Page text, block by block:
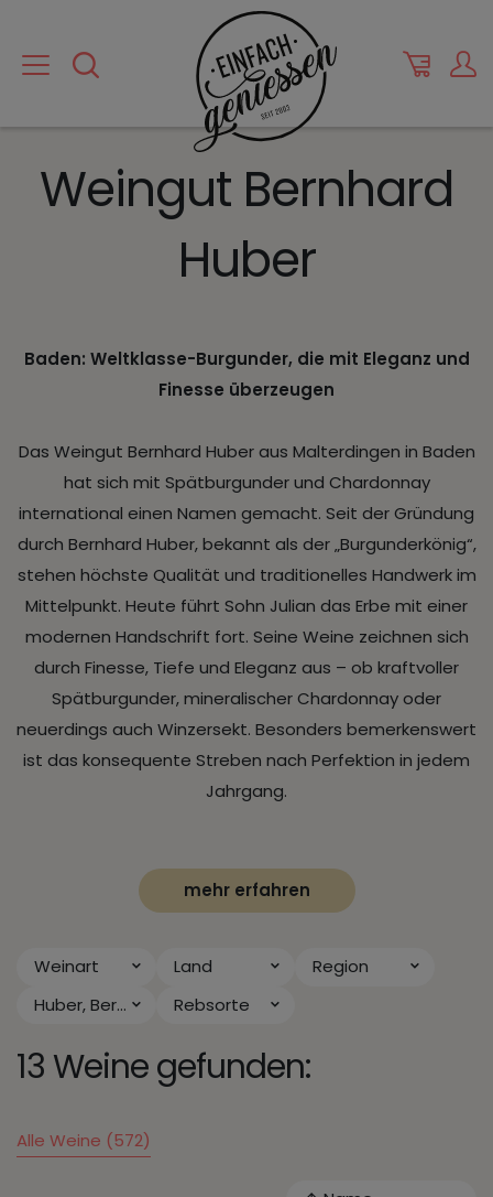
Weingut Bernhard
Huber
Baden: Weltklasse-Burgunder, die mit Eleganz und
Finesse überzeugen
Das Weingut Bernhard Huber aus Malterdingen in Baden
hat sich mit Spätburgunder und Chardonnay
international einen Namen gemacht. Seit der Gründung
durch Bernhard Huber, bekannt als der „Burgunderkönig“,
stehen höchste Qualität und traditionelles Handwerk im
Mittelpunkt. Heute führt Sohn Julian das Erbe mit einer
modernen Handschrift fort. Seine Weine zeichnen sich
durch Finesse, Tiefe und Eleganz aus – ob kraftvoller
Spätburgunder, mineralischer Chardonnay oder
neuerdings auch Winzersekt. Besonders bemerkenswert
ist das konsequente Streben nach Perfektion in jedem
Jahrgang.
mehr erfahren
Weinart Land
Region
Huber, Bernhard
Rebsorte
13 Weine gefunden:
Alle Weine (572)